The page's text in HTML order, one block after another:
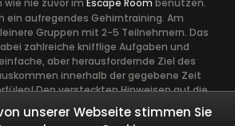
wie nie zuvor im Escape Room benutzen.
ein aufregendes Gehirntraining. Am
Gruppen mit 2-5 Teilnehmern. Das
zahlreiche knifflige Aufgaben und
aber herausfordernde Ziel des
innerhalb der gegebene Zeit
Den versteckten Hinweisen auf die
volle Konzentration sowie die Ideen
Ein guter Zusammenhalt im Team ist
unserer Webseite stimmen Sie